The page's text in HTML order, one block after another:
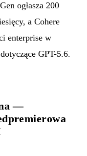
ogłasza 200
a Cohere
enterprise w
GPT-5.6.
—